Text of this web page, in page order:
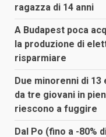
ragazza di 14 anni
A Budapest poca
la produzione di
risparmiare
Due minorenni di
da tre giovani in
riescono a fuggire
Dal Po (fino a -80%